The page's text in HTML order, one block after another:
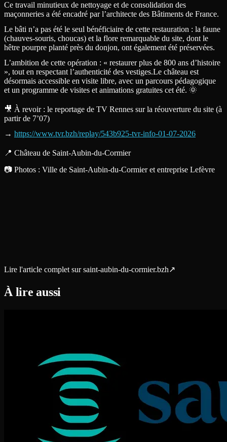
Ce travail minutieux de nettoyage et de consolidation des
maçonneries a été encadré par l’architecte des Bâtiments de France.
Le bâti n’a pas été le seul bénéficiaire de cette restauration : la faune
(chauves-souris, choucas) et la flore remarquable du site, dont le
hêtre pourpre planté près du donjon, ont également été préservées.
L’ambition de cette opération : « restaurer plus de 800 ans d’histoire
», tout en respectant l’authenticité des vestiges.Le château est
désormais accessible en visite libre, avec un parcours pédagogique
et un programme de visites et animations gratuites cet été. 🌞
🎥 À revoir : le reportage de TV Rennes sur la réouverture du site (à
partir de 7’07)
→ https://www.tvr.bzh/replay/543b925-tvr-info-01-07-2026
📍 Château de Saint-Aubin-du-Cormier
📷 Photos : Ville de Saint-Aubin-du-Cormier et entreprise Lefèvre
Lire l'article complet sur saint-aubin-du-cormier.bzh↗
À lire aussi